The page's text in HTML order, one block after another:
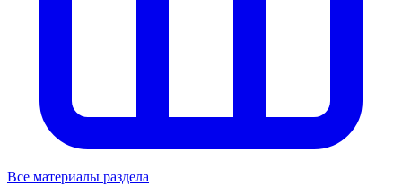
Все материалы раздела